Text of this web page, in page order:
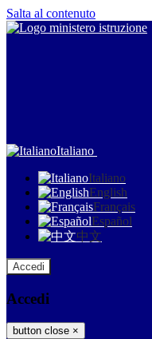
Salta al contenuto
Italiano
Italiano
English
Français
Español
中文
Accedi
Accedi
button close ×